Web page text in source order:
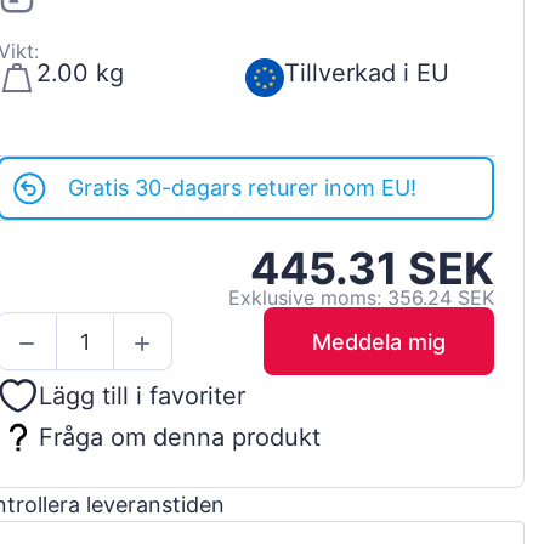
2.00 kg Tillverkad i EU
Gratis 30-dagars returer inom EU!
445.31 SEK
Exklusive moms: 356.24 SEK
Meddela mig
Lägg till i favoriter
Fråga om denna produkt
leveranstiden